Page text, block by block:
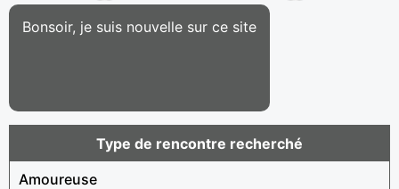
Bonsoir, je suis nouvelle sur ce site
Type de rencontre recherché
Amoureuse